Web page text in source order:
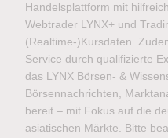
Handelsplattform mit
Webtrader LYNX+ und
(Realtime-)Kursdaten.
Service durch qualifizierte
das LYNX Börsen- &
Börsennachrichten,
bereit – mit Fokus auf die
asiatischen Märkte. Bitte